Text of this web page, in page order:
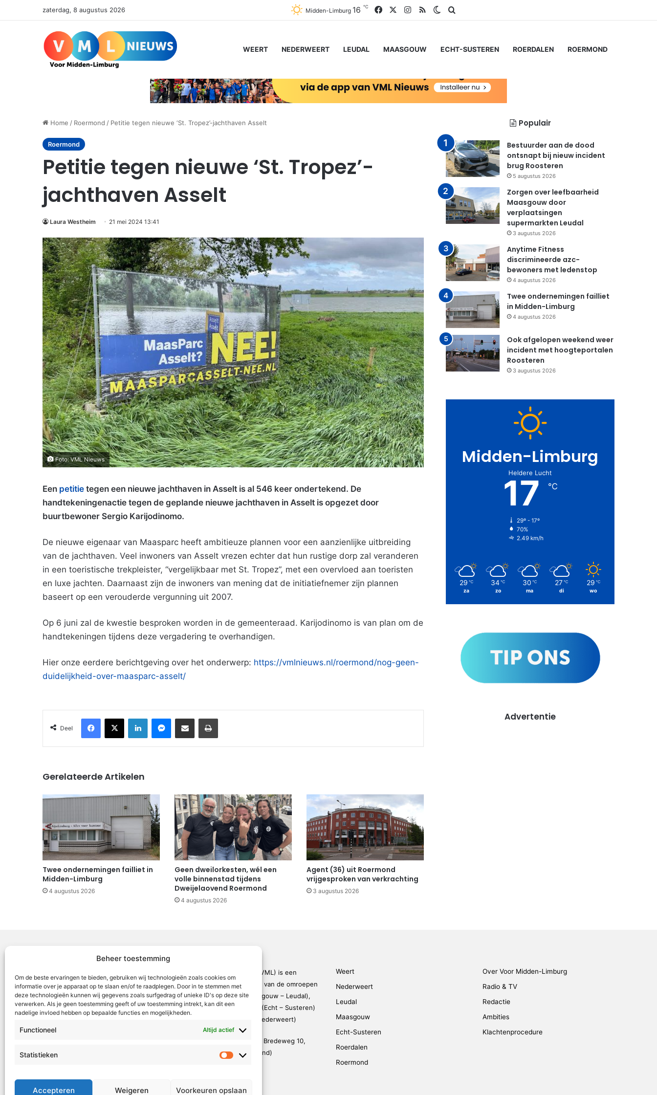
Beheer toestemming
Om de beste ervaringen te bieden, gebruiken wij technologieën zoals cookies om
informatie over je apparaat op te slaan en/of te raadplegen. Door in te stemmen met
deze technologieën kunnen wij gegevens zoals surfgedrag of unieke ID's op deze site
verwerken. Als je geen toestemming geeft of uw toestemming intrekt, kan dit een
nadelige invloed hebben op bepaalde functies en mogelijkheden.
Functioneel Altijd actief
Statistieken
Statistieken
Accepteren Weigeren Voorkeuren opslaan
zaterdag, 8 augustus 2026 Midden-Limburg 16 ℃ FacebookInstagram
RSS Switch skin
WEERT NEDERWEERT LEUDAL MAASGOUW ECHT-SUSTEREN ROERDALEN ROERMOND
Home / Roermond / Petitie tegen nieuwe ‘St. Tropez’-jachthaven Asselt
Roermond
Petitie tegen nieuwe ‘St. Tropez’-
jachthaven Asselt
Laura Westheim 21 mei 2024 13:41
Foto: VML Nieuws
Een petitie tegen een nieuwe jachthaven in Asselt is al 546 keer ondertekend. De
handtekeningenactie tegen de geplande nieuwe jachthaven in Asselt is opgezet door
buurtbewoner Sergio Karijodinomo.
De nieuwe eigenaar van Maasparc heeft ambitieuze plannen voor een aanzienlijke uitbreiding
van de jachthaven. Veel inwoners van Asselt vrezen echter dat hun rustige dorp zal veranderen
in een toeristische trekpleister, “vergelijkbaar met St. Tropez”, met een overvloed aan toeristen
en luxe jachten. Daarnaast zijn de inwoners van mening dat de initiatiefnemer zijn plannen
baseert op een verouderde vergunning uit 2007.
Op 6 juni zal de kwestie besproken worden in de gemeenteraad. Karijodinomo is van plan om de
handtekeningen tijdens deze vergadering te overhandigen.
Hier onze eerdere berichtgeving over het onderwerp: https://vmlnieuws.nl/roermond/nog-geen-
duidelijkheid-over-maasparc-asselt/
Deel
Facebook
X LinkedInMessenger
Deel via Email Print
Gerelateerde Artikelen
Twee ondernemingen failliet in
Midden-Limburg
4 augustus 2026
Geen dweilorkesten, wél een
volle binnenstad tijdens
Dweijelaovend Roermond
4 augustus 2026
Agent (36) uit Roermond
vrijgesproken van verkrachting
3 augustus 2026
Populair
Bestuurder aan de dood
ontsnapt bij nieuw incident
brug Roosteren
5 augustus 2026
Zorgen over leefbaarheid
Maasgouw door
verplaatsingen
supermarkten Leudal
3 augustus 2026
Anytime Fitness
discrimineerde azc-
bewoners met ledenstop
4 augustus 2026
Twee ondernemingen failliet
in Midden-Limburg
4 augustus 2026
Ook afgelopen weekend weer
incident met hoogteportalen
Roosteren
3 augustus 2026
Midden-Limburg
Heldere Lucht
17 ℃
29º - 17º
70%
2.49 km/h
29 ℃
za
34 ℃
zo
30 ℃
ma
27 ℃
di
29 ℃
wo
Advertentie
Voor Midden-Limburg (VML) is een
samenwerkingsverband van de omroepen
ML5 (Roermond – Maasgouw – Leudal),
OR6 (Roerdalen), SOL2 (Echt – Susteren)
en WeertFM (Weert – Nederweert)
VML is gevestigd op de Bredeweg 10,
Roermond (De Weerstand)
Weert
Nederweert
Leudal
Maasgouw
Echt-Susteren
Roerdalen
Roermond
Over Voor Midden-Limburg
Radio & TV
Redactie
Ambities
Klachtenprocedure